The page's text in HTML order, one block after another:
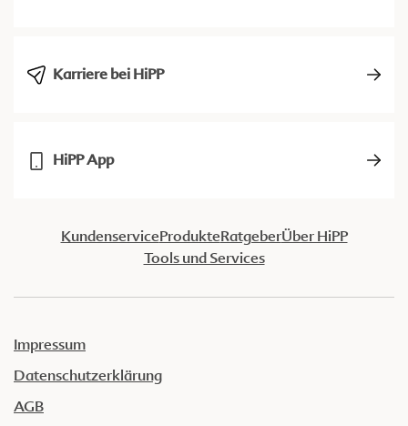
Karriere bei HiPP
HiPP App
KundenserviceProdukteRatgeberÜber HiPP
Tools und Services
Impressum
Datenschutzerklärung
AGB